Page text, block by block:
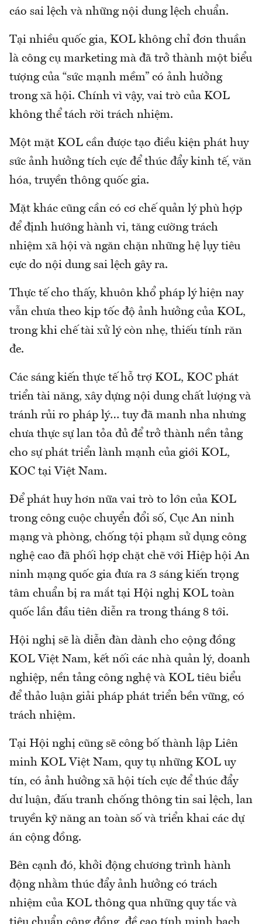
cáo sai lệch và những nội dung lệch chuẩn.
Tại nhiều quốc gia, KOL không chỉ đơn thuần
là công cụ marketing mà đã trở thành một biểu
tượng của “sức mạnh mềm” có ảnh hưởng
trong xã hội. Chính vì vậy, vai trò của KOL
không thể tách rời trách nhiệm.
Một mặt KOL cần được tạo điều kiện phát huy
sức ảnh hưởng tích cực để thúc đẩy kinh tế, văn
hóa, truyền thông quốc gia.
Mặt khác cũng cần có cơ chế quản lý phù hợp
để định hướng hành vi, tăng cường trách
nhiệm xã hội và ngăn chặn những hệ lụy tiêu
cực do nội dung sai lệch gây ra.
Thực tế cho thấy, khuôn khổ pháp lý hiện nay
vẫn chưa theo kịp tốc độ ảnh hưởng của KOL,
trong khi chế tài xử lý còn nhẹ, thiếu tính răn
đe.
Các sáng kiến thực tế hỗ trợ KOL, KOC phát
triển tài năng, xây dựng nội dung chất lượng và
tránh rủi ro pháp lý… tuy đã manh nha nhưng
chưa thực sự lan tỏa đủ để trở thành nền tảng
cho sự phát triển lành mạnh của giới KOL,
KOC tại Việt Nam.
Để phát huy hơn nữa vai trò to lớn của KOL
trong công cuộc chuyển đổi số, Cục An ninh
mạng và phòng, chống tội phạm sử dụng công
nghệ cao đã phối hợp chặt chẽ với Hiệp hội An
ninh mạng quốc gia đưa ra 3 sáng kiến trọng
tâm chuẩn bị ra mắt tại Hội nghị KOL toàn
quốc lần đầu tiên diễn ra trong tháng 8 tới.
Hội nghị sẽ là diễn đàn dành cho cộng đồng
KOL Việt Nam, kết nối các nhà quản lý, doanh
nghiệp, nền tảng công nghệ và KOL tiêu biểu
để thảo luận giải pháp phát triển bền vững, có
trách nhiệm.
Tại Hội nghị cũng sẽ công bố thành lập Liên
minh KOL Việt Nam, quy tụ những KOL uy
tín, có ảnh hưởng xã hội tích cực để thúc đẩy
dư luận, đấu tranh chống thông tin sai lệch, lan
truyền kỹ năng an toàn số và triển khai các dự
án cộng đồng.
Bên cạnh đó, khởi động chương trình hành
động nhằm thúc đẩy ảnh hưởng có trách
nhiệm của KOL thông qua những quy tắc và